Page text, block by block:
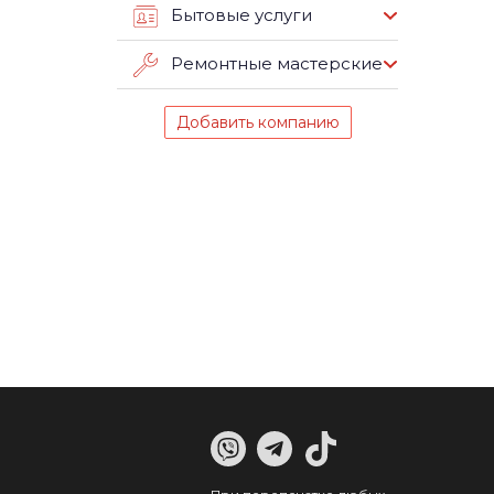
Бытовые услуги
Ремонтные мастерские
Добавить компанию